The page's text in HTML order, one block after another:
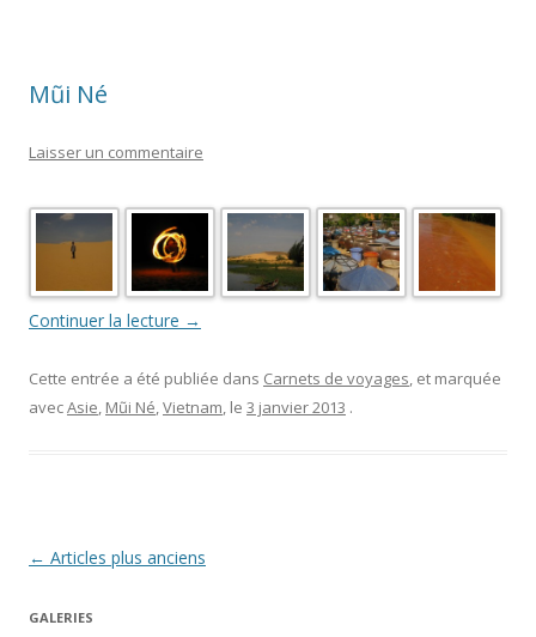
Mũi Né
Laisser un commentaire
Continuer la lecture →
Cette entrée a été publiée dans Carnets de voyages, et marquée
avecAsie, Mũi Né,Vietnam, le 3 janvier 2013 .
Navigation
articles
← Articles plus anciens
GALERIES